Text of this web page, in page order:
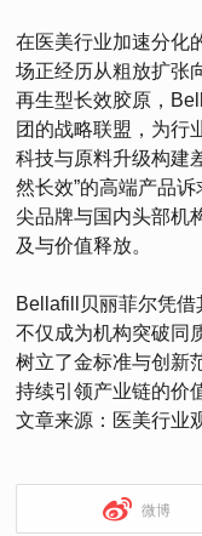
在医美行业加速分化
场正经历从粗放扩张
再生型长效胶原，
团的战略联盟，为行
科技与原料升级构建
然长效”的高端产品
尖品牌与国内头部机
及与价值释放。
Bellafill贝丽菲尔凭借
不仅成为机构突破同
树立了金标准与创新
持续引领产业链的价
文章来源：医美行业
微博